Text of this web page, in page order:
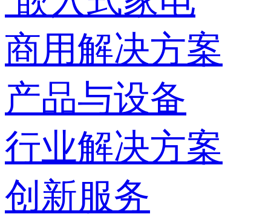
商用解决方案
产品与设备
行业解决方案
创新服务